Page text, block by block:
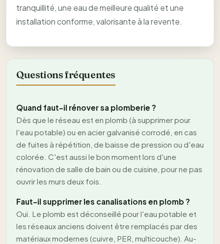
tranquillité, une eau de meilleure qualité et une
installation conforme, valorisante à la revente.
Questions fréquentes
Quand faut-il rénover sa plomberie ?
Dès que le réseau est en plomb (à supprimer pour
l'eau potable) ou en acier galvanisé corrodé, en cas
de fuites à répétition, de baisse de pression ou d'eau
colorée. C'est aussi le bon moment lors d'une
rénovation de salle de bain ou de cuisine, pour ne pas
ouvrir les murs deux fois.
Faut-il supprimer les canalisations en plomb ?
Oui. Le plomb est déconseillé pour l'eau potable et
les réseaux anciens doivent être remplacés par des
matériaux modernes (cuivre, PER, multicouche). Au-